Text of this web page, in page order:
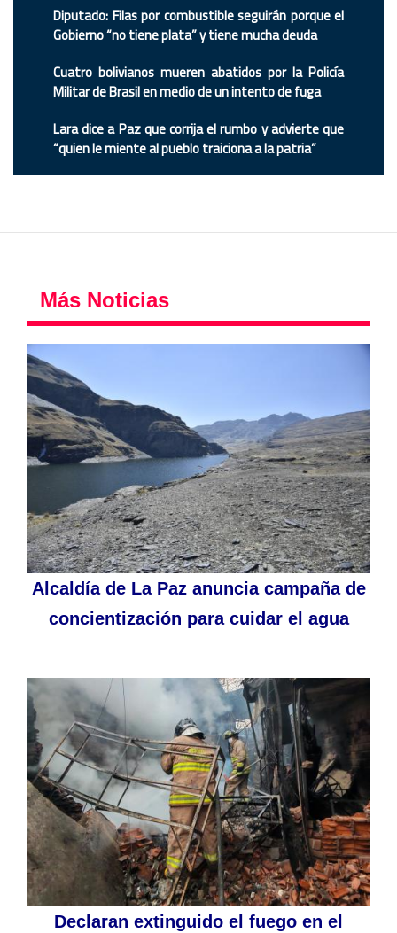
Diputado: Filas por combustible seguirán porque el
Gobierno “no tiene plata” y tiene mucha deuda
Cuatro bolivianos mueren abatidos por la Policía
Militar de Brasil en medio de un intento de fuga
Lara dice a Paz que corrija el rumbo y advierte que
“quien le miente al pueblo traiciona a la patria”
Más Noticias
Alcaldía de La Paz anuncia campaña de
concientización para cuidar el agua
Declaran extinguido el fuego en el